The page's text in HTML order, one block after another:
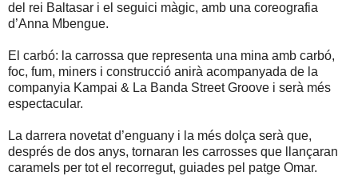
del rei Baltasar i el seguici màgic, amb una coreografia
d’Anna Mbengue.
El carbó: la carrossa que representa una mina amb carbó,
foc, fum, miners i construcció anirà acompanyada de la
companyia Kampai & La Banda Street Groove i serà més
espectacular.
La darrera novetat d’enguany i la més dolça serà que,
després de dos anys, tornaran les carrosses que llançaran
caramels per tot el recorregut, guiades pel patge Omar.